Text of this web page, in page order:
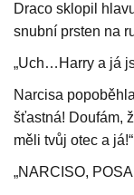
Draco sklopil
snubní prsten na
„Uch…Harry a já
Narcisa
šťastná! Doufám,
měli tvůj otec a já!“
„NARCISO,